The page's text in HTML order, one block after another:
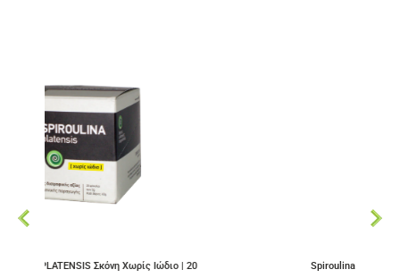
Χωρίς Ιώδιο | 20
Spiroulina PLATENSIS Σκόνη Με Ιώδιο | 20